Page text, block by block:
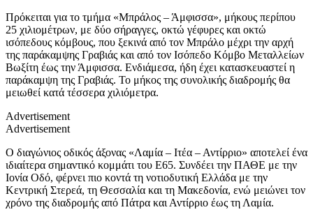
Πρόκειται για το τμήμα «Μπράλος – Άμφισσα», μήκους περίπου
25 χιλιομέτρων, με δύο σήραγγες, οκτώ γέφυρες και οκτώ
ισόπεδους κόμβους, που ξεκινά από τον Μπράλο μέχρι την αρχή
της παράκαμψης Γραβιάς και από τον Ισόπεδο Κόμβο Μεταλλείων
Βωξίτη έως την Άμφισσα. Ενδιάμεσα, ήδη έχει κατασκευαστεί η
παράκαμψη της Γραβιάς. Το μήκος της συνολικής διαδρομής θα
μειωθεί κατά τέσσερα χιλιόμετρα.
Advertisement
Advertisement
Ο διαγώνιος οδικός άξονας «Λαμία – Ιτέα – Αντίρριο» αποτελεί ένα
ιδιαίτερα σημαντικό κομμάτι του Ε65. Συνδέει την ΠΑΘΕ με την
Ιονία Οδό, φέρνει πιο κοντά τη νοτιοδυτική Ελλάδα με την
Κεντρική Στερεά, τη Θεσσαλία και τη Μακεδονία, ενώ μειώνει τον
χρόνο της διαδρομής από Πάτρα και Αντίρριο έως τη Λαμία.